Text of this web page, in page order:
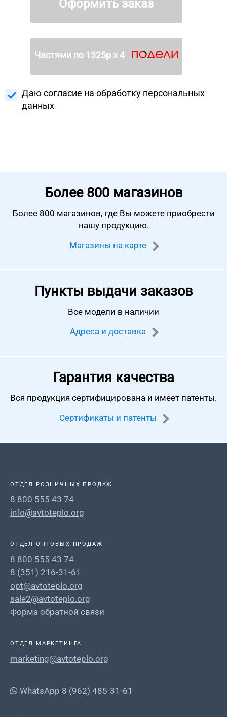
Оформить заказ
Частями по 1325р х 4
Даю согласие на обработку персональных
данных
Более 800 магазинов
Более 800 магазинов, где Вы можете приобрести
нашу продукцию.
Магазины на карте
Пункты выдачи заказов
Все модели в наличии
Адреса и доставка
Гарантия качества
Вся продукция сертифицирована и имеет патенты.
Сертификаты и патенты
ОТДЕЛ РОЗНИЧНЫХ ПРОДАЖ
8 800 555 43 74
info@avtoteplo.org
ОТДЕЛ ОПТОВЫХ ПРОДАЖ
8 800 555 43 74
8 (351) 216-31-61
opt@avtoteplo.org
sale2@avtoteplo.org
Форма обратной связи
ОТДЕЛ МАРКЕТИНГА
marketing@avtoteplo.org
WhatsApp 8 (962) 485-31-61